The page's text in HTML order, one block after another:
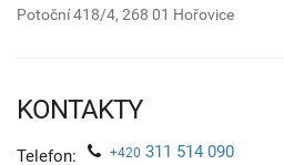
Potoční 418/4, 268 01 Hořovice
KONTAKTY
Telefon: +420 311 514 090